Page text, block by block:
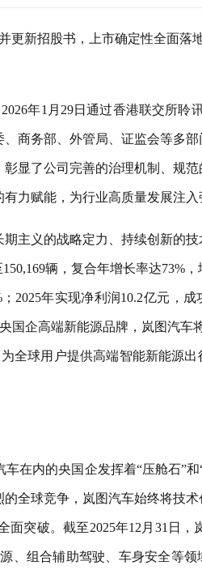
更新招股书，上市确定性全面落
年1月29日通过香港联交所聆
商务部、外管局、证监会等多
显了公司完善的治理机制、规
力赋能，为行业高质量发展注入
主义的战略定力、持续创新的
辆，复合年增长率达73%
2025年实现净利润10.2亿元，
国企高端新能源品牌，岚图汽车
全球用户提供高端智能新能源出
在内的央国企发挥着“压舱石”和
全球竞争，岚图汽车始终将技
突破。截至2025年12月31日，
、组合辅助驾驶、车身安全等